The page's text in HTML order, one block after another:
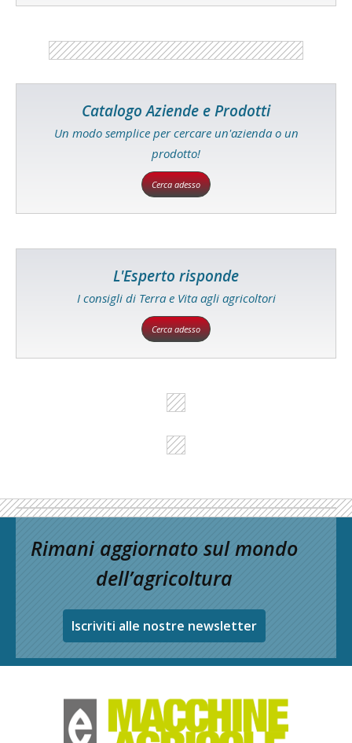
Catalogo Aziende e Prodotti
Un modo semplice per cercare un'azienda o un
prodotto!
Cerca adesso
L'Esperto risponde
I consigli di Terra e Vita agli agricoltori
Cerca adesso
Rimani aggiornato sul mondo
dell’agricoltura
Iscriviti alle nostre newsletter